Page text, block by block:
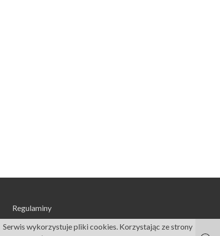
Regulaminy
Serwis wykorzystuje pliki cookies. Korzystając ze strony